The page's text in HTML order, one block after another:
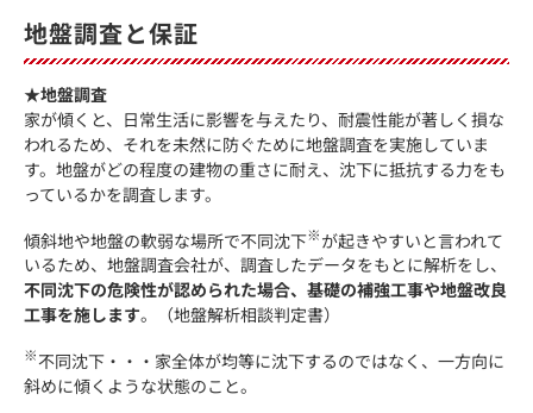
地盤調査と保証
★地盤調査
家が傾くと、日常生活に影響を与えたり、耐震性能が著しく損な
われるため、それを未然に防ぐために地盤調査を実施していま
す。地盤がどの程度の建物の重さに耐え、沈下に抵抗する力をも
っているかを調査します。
傾斜地や地盤の軟弱な場所で不同沈下※が起きやすいと言われて
いるため、地盤調査会社が、調査したデータをもとに解析をし、
不同沈下の危険性が認められた場合、基礎の補強工事や地盤改良
工事を施します。（地盤解析相談判定書）
※不同沈下・・・家全体が均等に沈下するのではなく、一方向に
斜めに傾くような状態のこと。